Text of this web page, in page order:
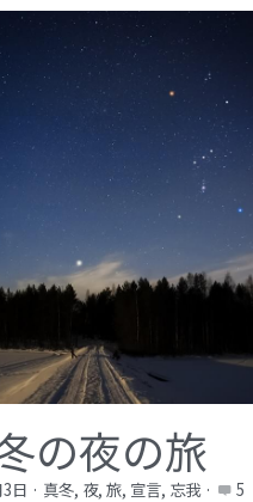
の夜の旅
日 · 真冬, 夜, 旅, 宣言, 忘我· 5